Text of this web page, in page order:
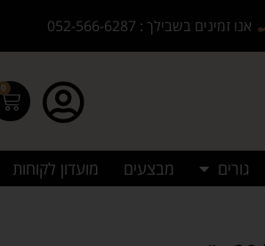
אנו זמינים בשבילך : 052-566-6287
0
גורים מבצעים מועדון לקוחות